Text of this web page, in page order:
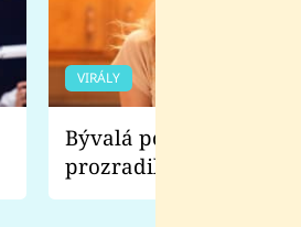
VIRÁLY
Bývalá pornoherečka
prozradila, co ji
natáčení Euforie.